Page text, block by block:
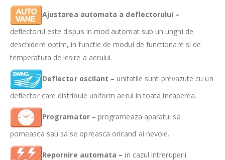
Ajustarea automata a deflectorului –
deflectorul este dispus in mod automat sub un unghi de
deschidere optim, in functie de modul de functionare si de
temperatura de iesire a aerului.
Deflector oscilant –unitatile sunt prevazute cu un
deflector care distribuie uniform aerul in toata incaperea.
Programator – programeaza aparatul sa
porneasca sau sa se opreasca oricand ai nevoie.
Repornire automata –in cazul intreruperii